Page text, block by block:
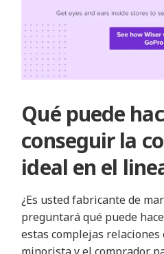
Qué puede
conseguir la
ideal en el
¿Es usted fabricante de
preguntará qué puede
estas complejas